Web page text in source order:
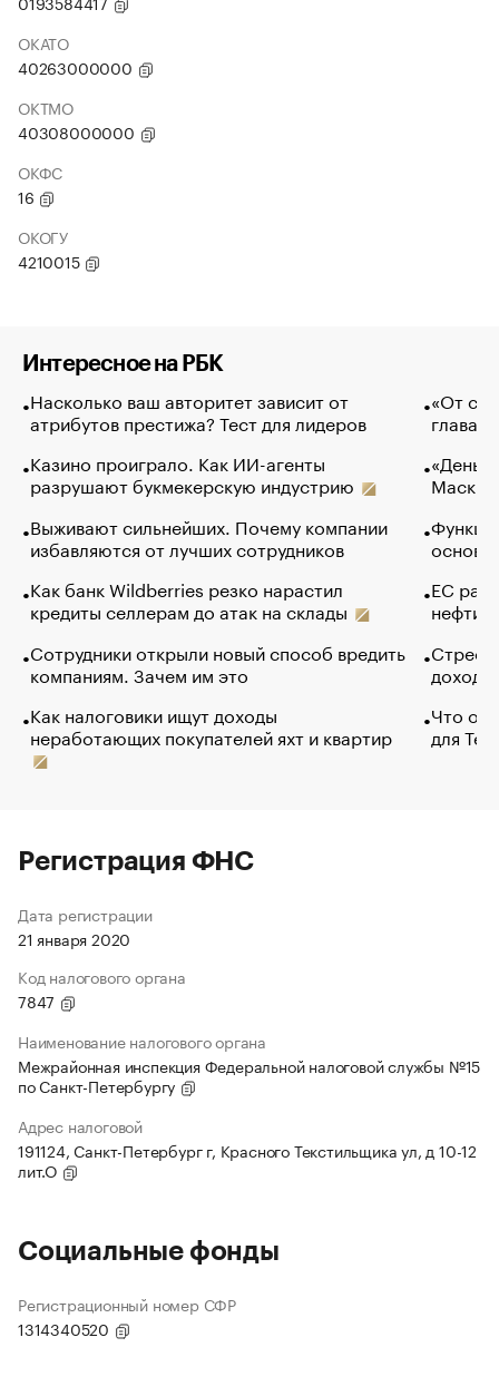
ОКАТО
40263000000
ОКТМО
40308000000
ОКФС
16
ОКОГУ
4210015
Интересное на РБК
Насколько ваш авторитет зависит от
атрибутов престижа? Тест для лидеров
Казино проиграло. Как ИИ-агенты
разрушают букмекерскую индустрию
Выживают сильнейших. Почему компании
избавляются от лучших сотрудников
Как банк Wildberries резко нарастил
кредиты селлерам до атак на склады
Сотрудники открыли новый способ вредить
компаниям. Зачем им это
Как налоговики ищут доходы
неработающих покупателей яхт и квартир
«От
глава
Маск в
основ
ЕС
нефти
Что
для
Регистрация ФНС
Дата регистрации
21 января 2020
Код налогового органа
7847
Наименование налогового органа
Межрайонная инспекция Федеральной налоговой службы №15
по Санкт-Петербургу
Адрес налоговой
191124, Санкт-Петербург г, Красного Текстильщика ул, д 10-12
лит.О
Социальные фонды
Регистрационный номер СФР
1314340520